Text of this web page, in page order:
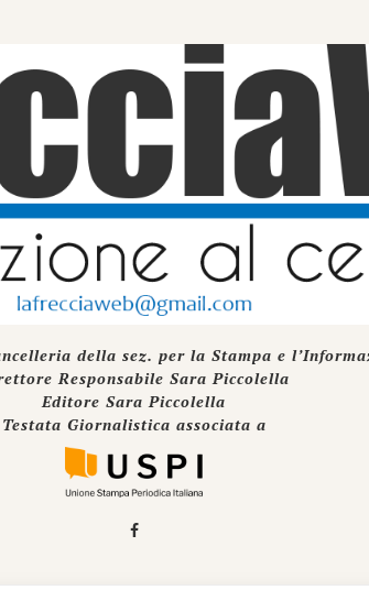
della sez. per la Stampa e
Responsabile Sara Piccolella
Editore Sara Piccolella
Testata Giornalistica associata a